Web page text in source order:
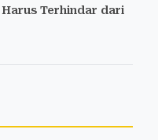
Terhindar dari